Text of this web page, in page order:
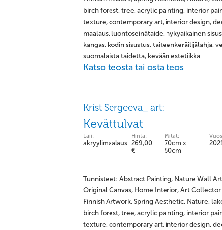
birch forest, tree, acrylic painting, interior
texture, contemporary art, interior design,
maalaus, luontoseinätaide, nykyaikainen
kangas, kodin sisustus, taiteenkeräilijälahja,
suomalaista taidetta, kevään estetiikka
Katso teosta tai osta teos
Krist Sergeeva_ art:
Kevättulvat
Laji:
akryylimaalaus
Hinta:
269,00
€
Mitat:
70cm x
50cm
Tunnisteet: Abstract Painting, Nature Wall
Original Canvas, Home Interior, Art
Finnish Artwork, Spring Aesthetic, Nature,
birch forest, tree, acrylic painting, interior
texture, contemporary art, interior design,